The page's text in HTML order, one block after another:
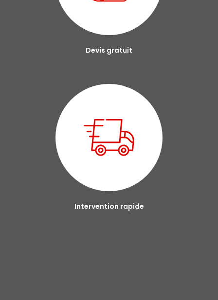
Devis gratuit
Intervention rapide